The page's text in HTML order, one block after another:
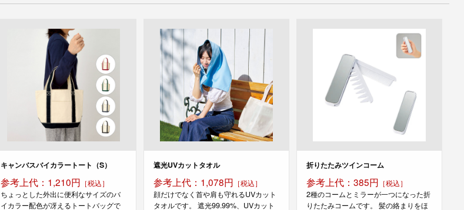
キャンバスバイカラートート（S）
参考上代：1,210円 ［税込］
ちょっとした外出に便利なサイズのバ
イカラー配色が冴えるトートバッグで
遮光UVカットタオル
参考上代：1,078円 ［税込］
顔だけでなく首や肩も守れるUVカット
タオルです。 遮光99.99%、UVカット
折りたたみツインコーム
参考上代：385円 ［税込］
2種のコームとミラーが一つになった折
りたたみコームです。 髪の絡まりをほ